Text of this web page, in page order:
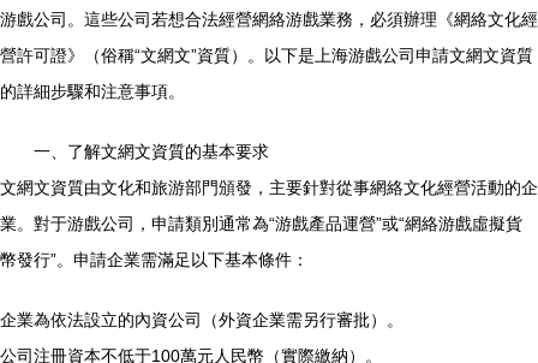
游戲公司。這些公司若想合法經營網絡游戲業務，必須辦理《網絡文化經
營許可證》（俗稱“文網文”資質）。以下是上海游戲公司申請文網文資質
的詳細步驟和注意事項。
一、了解文網文資質的基本要求
文網文資質由文化和旅游部門頒發，主要針對從事網絡文化經營活動的企
業。對于游戲公司，申請類別通常為“游戲產品運營”或“網絡游戲虛擬貨
幣發行”。申請企業需滿足以下基本條件：
企業為依法設立的內資公司（外資企業需另行審批）。
公司注冊資本不低于100萬元人民幣（實際繳納）。